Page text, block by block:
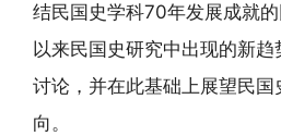
结民国史学科70年发展成就
以来民国史研究中出现的新
讨论，并在此基础上展望民
向。